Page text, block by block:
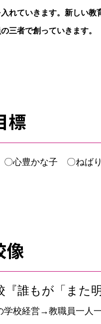
れていきます。新しい
三者で創っていきます。
標
心豊かな子 〇ねば
像
『誰もが「また
学校経営→教職員一人